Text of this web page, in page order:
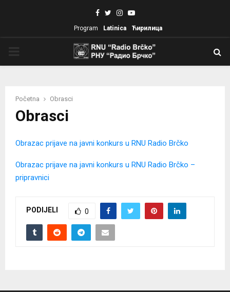
Facebook
TwitterInstagram
Youtube
Program Latinica Ћирилица
Početna Obrasci
Obrasci
Obrazac prijave na javni konkurs u RNU Radio Brčko
Obrazac prijave na javni konkurs u RNU Radio Brčko –
pripravnici
PODIJELI 0